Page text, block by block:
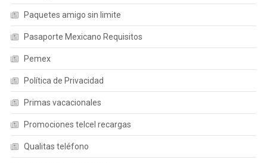
Paquetes amigo sin limite
Pasaporte Mexicano Requisitos
Pemex
Política de Privacidad
Primas vacacionales
Promociones telcel recargas
Qualitas teléfono